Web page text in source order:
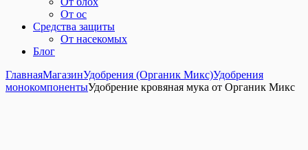
От ос
Средства защиты
От насекомых
Блог
ГлавнаяМагазинУдобрения (Органик Микс)Удобрения
монокомпонентыУдобрение кровяная мука от Органик Микс